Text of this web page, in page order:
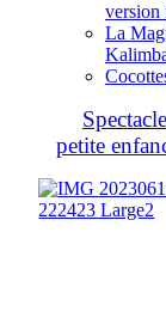
version
La
Spectacle
petite